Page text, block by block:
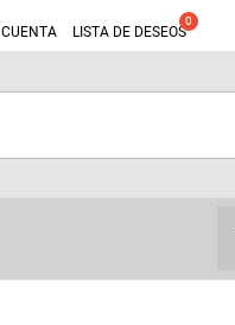
CUENTA LISTA DE DESEOS